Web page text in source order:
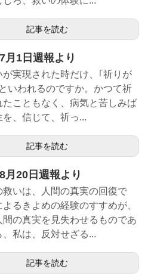
記事を読む
月1日週報より
が実現された時だけ、｢祈りが
いわれるのですか。かつて祈
たこともなく、病気と苦しみば
、信じて、祈っ...
記事を読む
月20日週報より
救いは、人間の真実の回復で
るきよめの経験のすすめが、
間の真実を見失わせるものであ
、私は、反対せざる...
記事を読む